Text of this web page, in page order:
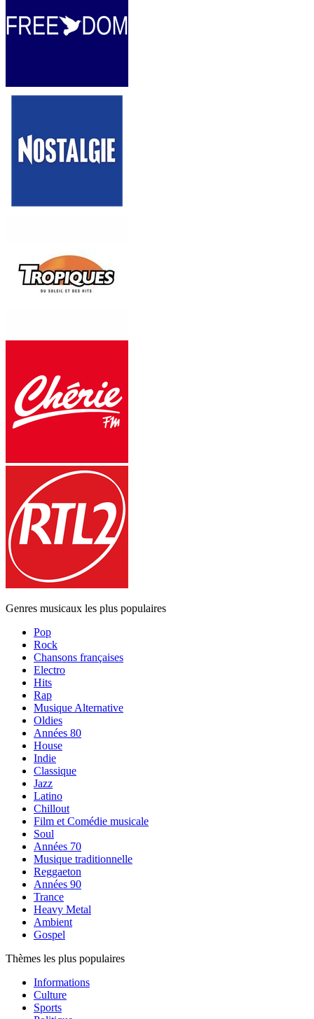
Genres musicaux les plus populaires
Pop
Rock
Chansons françaises
Electro
Hits
Rap
Musique Alternative
Oldies
Années 80
House
Indie
Classique
Jazz
Latino
Chillout
Film et Comédie musicale
Soul
Années 70
Musique traditionnelle
Reggaeton
Années 90
Trance
Heavy Metal
Ambient
Gospel
Thèmes les plus populaires
Informations
Culture
Sports